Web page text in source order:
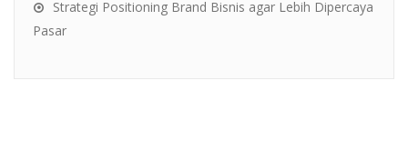
Strategi Positioning Brand Bisnis agar Lebih Dipercaya
Pasar